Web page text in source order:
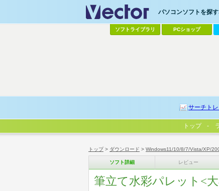
トップ> ダウンロード > Windows11/10/8/7/Vista/XP/
ソフト詳細 レビュー
筆立て水彩パレット<
パソコンソフトを探
ソフトライブラリ PCショップ
サーチトレ
トップ